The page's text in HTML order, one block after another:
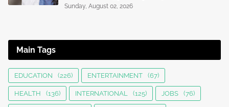
Sunday, August 02, 2026
Main Tags
EDUCATION (226) ENTERTAINMENT (67)
HEALTH (136) INTERNATIONAL (125) JOBS (76)